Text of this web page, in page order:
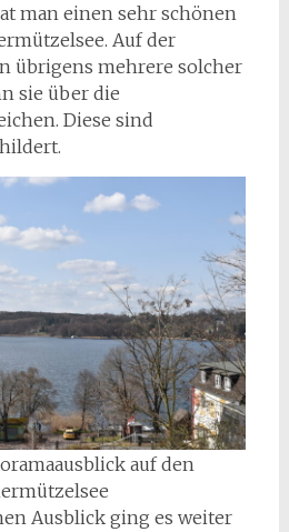
man einen sehr schönen
Auf der
übrigens mehrere solcher
sie über die
Diese sind
auf den
Ausblick ging es weiter